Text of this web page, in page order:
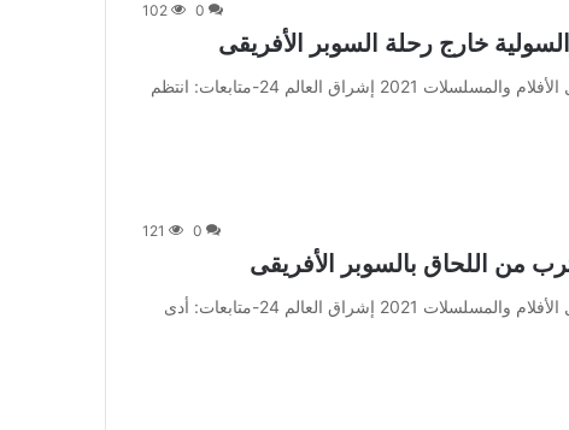
0
102
خارج رحلة السوبر الأفريقى
من صحيفة اشراق العالم 24:[ad_1] إعلان: شاهد أجمل الأفلام والمسلسلات 2021 إشراق العالم 24-متابعات: انتظم
0
121
من اللحاق بالسوبر الأفريقى
من صحيفة اشراق العالم 24:[ad_1] إعلان: شاهد أجمل الأفلام والمسلسلات 2021 إشراق العالم 24-متابعات: أدى